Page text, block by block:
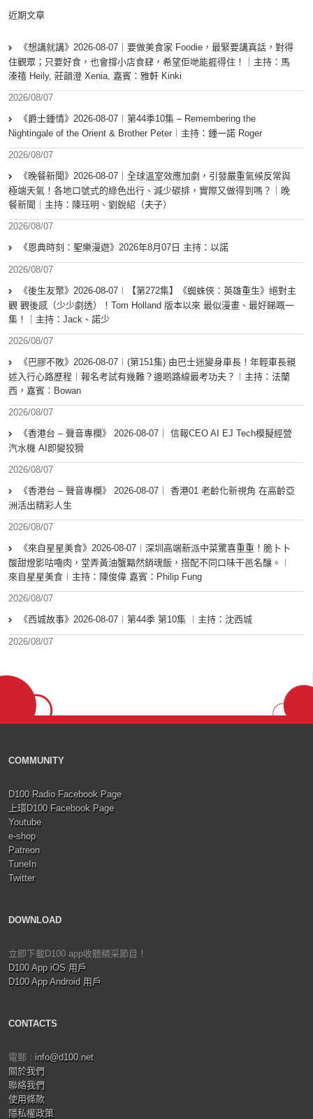
近期文章
《想講就講》2026-08-07｜要做美食家 Foodie，最緊要講真話，對得
住觀眾；只要好食，也會撐小店食肆，希望佢哋能捱得住！｜主持：馬
溱禧 Heily, 莊韻澄 Xenia, 嘉賓：雅軒 Kinki
2026/08/07
《爵士鍾情》2026-08-07︱第44季10集 – Remembering the
Nightingale of the Orient & Brother Peter︱主持：鍾一諾 Roger
2026/08/07
《晚餐新聞》2026-08-07｜全球溫室效應加劇，引發嚴重氣候反常與
極端天氣！各地口號式的綠色出行、減少碳排，實際又做得到嗎？｜晚
餐新聞｜主持：陳珏明、劉銳紹（夫子）
2026/08/07
《恩典時刻：聖樂漫遊》2026年8月07日 主持：以諾
2026/08/07
《後生友聚》2026-08-07︱【第272集】《蜘蛛俠：英雄重生》絕對主
觀 觀後感（少少劇透）！Tom Holland 版本以來 最似漫畫、最好睇嘅一
集！｜主持：Jack、諾少
2026/08/07
《巴膠不敗》2026-08-07︱(第151集) 由巴士迷變身車長！年輕車長親
述入行心路歷程｜報名考試有幾難？邊啲路線最考功夫？︱主持：法蘭
西，嘉賓︰Bowan
2026/08/07
《香港台 – 聲音專欄》 2026-08-07｜ 信報CEO AI EJ Tech模擬經營
汽水機 AI即變狡猾
2026/08/07
《香港台 – 聲音專欄》 2026-08-07｜ 香港01 老齡化新視角 在高齡亞
洲活出精彩人生
2026/08/07
《來自星星美食》2026-08-07︱深圳高端新派中菜驚喜重重！脆卜卜
酸甜燈影咕嚕肉，堂弄黃油蟹黯然銷魂飯，搭配不同口味干邑名釀。︱
來自星星美食︱主持：陳俊偉 嘉賓：Philip Fung
2026/08/07
《西城故事》2026-08-07︱第44季 第10集 ︱主持：沈西城
2026/08/07
COMMUNITY
D100 Radio Facebook Page
上環D100 Facebook Page
Youtube
e-shop
Patreon
TuneIn
Twitter
DOWNLOAD
立即下載D100 app收聽精采節目！
D100 App iOS 用戶
D100 App Android 用戶
CONTACTS
電郵 : info@d100.net
關於我們
聯絡我們
使用條款
隱私權政策